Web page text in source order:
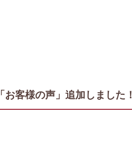
「お客様の声」追加しました！